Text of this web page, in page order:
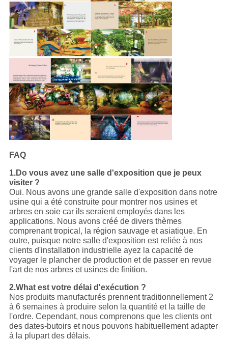
FAQ
1.Do vous avez une salle d'exposition que je peux
visiter ?
Oui. Nous avons une grande salle d'exposition dans notre
usine qui a été construite pour montrer nos usines et
arbres en soie car ils seraient employés dans les
applications. Nous avons créé de divers thèmes
comprenant tropical, la région sauvage et asiatique. En
outre, puisque notre salle d'exposition est reliée à nos
clients d'installation industrielle ayez la capacité de
voyager le plancher de production et de passer en revue
l'art de nos arbres et usines de finition.
2.What est votre délai d'exécution ?
Nos produits manufacturés prennent traditionnellement 2
à 6 semaines à produire selon la quantité et la taille de
l'ordre. Cependant, nous comprenons que les clients ont
des dates-butoirs et nous pouvons habituellement adapter
à la plupart des délais.